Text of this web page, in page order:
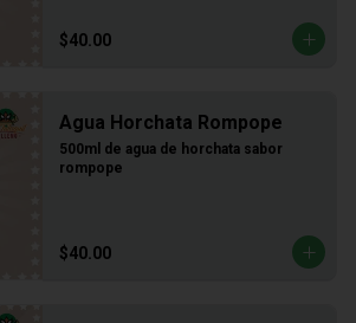
$40.00
Agua Horchata Rompope
500ml de agua de horchata sabor
rompope
$40.00